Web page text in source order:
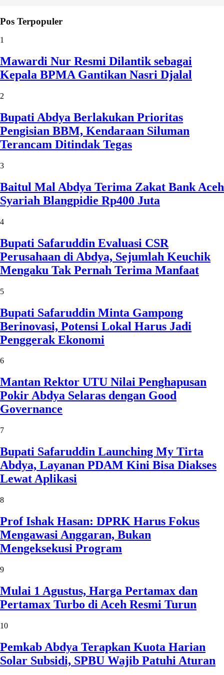
Pos Terpopuler
1
Mawardi Nur Resmi Dilantik sebagai
Kepala BPMA Gantikan Nasri Djalal
2
Bupati Abdya Berlakukan Prioritas
Pengisian BBM, Kendaraan Siluman
Terancam Ditindak Tegas
3
Baitul Mal Abdya Terima Zakat Bank Aceh
Syariah Blangpidie Rp400 Juta
4
Bupati Safaruddin Evaluasi CSR
Perusahaan di Abdya, Sejumlah Keuchik
Mengaku Tak Pernah Terima Manfaat
5
Bupati Safaruddin Minta Gampong
Berinovasi, Potensi Lokal Harus Jadi
Penggerak Ekonomi
6
Mantan Rektor UTU Nilai Penghapusan
Pokir Abdya Selaras dengan Good
Governance
7
Bupati Safaruddin Launching My Tirta
Abdya, Layanan PDAM Kini Bisa Diakses
Lewat Aplikasi
8
Prof Ishak Hasan: DPRK Harus Fokus
Mengawasi Anggaran, Bukan
Mengeksekusi Program
9
Mulai 1 Agustus, Harga Pertamax dan
Pertamax Turbo di Aceh Resmi Turun
10
Pemkab Abdya Terapkan Kuota Harian
Solar Subsidi, SPBU Wajib Patuhi Aturan